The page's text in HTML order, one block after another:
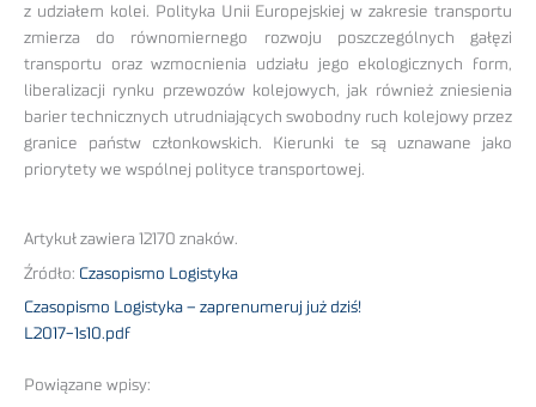
z udziałem kolei. Polityka Unii Europejskiej w zakresie transportu
zmierza do równomiernego rozwoju poszczególnych gałęzi
transportu oraz wzmocnienia udziału jego ekologicznych form,
liberalizacji rynku przewozów kolejowych, jak również zniesienia
barier technicznych utrudniających swobodny ruch kolejowy przez
granice państw członkowskich. Kierunki te są uznawane jako
priorytety we wspólnej polityce transportowej.
Artykuł zawiera 12170 znaków.
Źródło: Czasopismo Logistyka
Czasopismo Logistyka – zaprenumeruj już dziś!
L2017-1s10.pdf
Powiązane wpisy: